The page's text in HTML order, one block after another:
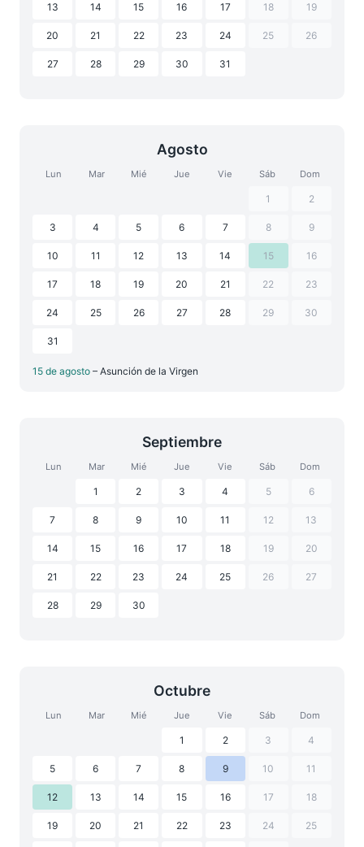
13 14 15 16 17 18 19
20 21 22 23 24 25 26
27 28 29 30 31
Agosto
Lun Mar Mié Jue Vie Sáb Dom
1 2
3 4 5 6 7 8 9
10 11 12 13 14 15 16
17 18 19 20 21 22 23
24 25 26 27 28 29 30
31
15 de agosto – Asunción de la Virgen
Septiembre
Lun Mar Mié Jue Vie Sáb Dom
1 2 3 4 5 6
7 8 9 10 11 12 13
14 15 16 17 18 19 20
21 22 23 24 25 26 27
28 29 30
Octubre
Lun Mar Mié Jue Vie Sáb Dom
1 2 3 4
5 6 7 8 9 10 11
12 13 14 15 16 17 18
19 20 21 22 23 24 25